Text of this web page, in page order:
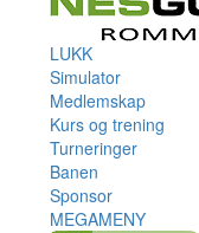
LUKK
Simulator
Medlemskap
Kurs og trening
Turneringer
Banen
Sponsor
MEGAMENY